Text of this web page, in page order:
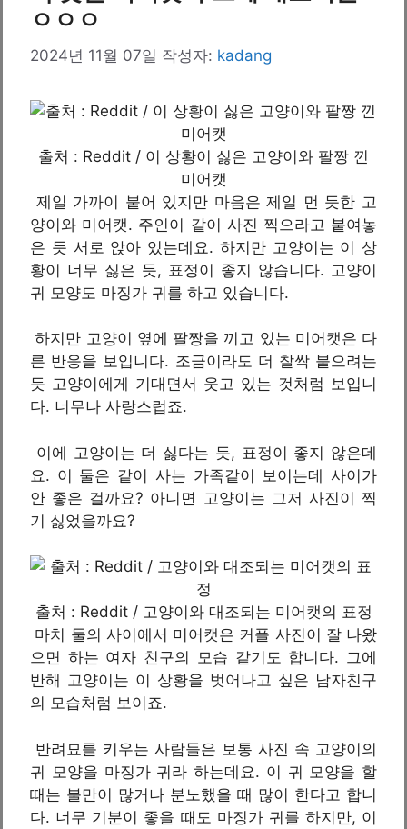
ㅇㅇㅇ
2024년 11월 07일 작성자: kadang
출처 : Reddit / 이 상황이 싫은 고양이와 팔짱 낀
미어캣
제일 가까이 붙어 있지만 마음은 제일 먼 듯한 고
양이와 미어캣. 주인이 같이 사진 찍으라고 붙여놓
은 듯 서로 앉아 있는데요. 하지만 고양이는 이 상
황이 너무 싫은 듯, 표정이 좋지 않습니다. 고양이
귀 모양도 마징가 귀를 하고 있습니다.
하지만 고양이 옆에 팔짱을 끼고 있는 미어캣은 다
른 반응을 보입니다. 조금이라도 더 찰싹 붙으려는
듯 고양이에게 기대면서 웃고 있는 것처럼 보입니
다. 너무나 사랑스럽죠.
이에 고양이는 더 싫다는 듯, 표정이 좋지 않은데
요. 이 둘은 같이 사는 가족같이 보이는데 사이가
안 좋은 걸까요? 아니면 고양이는 그저 사진이 찍
기 싫었을까요?
출처 : Reddit / 고양이와 대조되는 미어캣의 표정
마치 둘의 사이에서 미어캣은 커플 사진이 잘 나왔
으면 하는 여자 친구의 모습 같기도 합니다. 그에
반해 고양이는 이 상황을 벗어나고 싶은 남자친구
의 모습처럼 보이죠.
반려묘를 키우는 사람들은 보통 사진 속 고양이의
귀 모양을 마징가 귀라 하는데요. 이 귀 모양을 할
때는 불만이 많거나 분노했을 때 많이 한다고 합니
다. 너무 기분이 좋을 때도 마징가 귀를 하지만, 이